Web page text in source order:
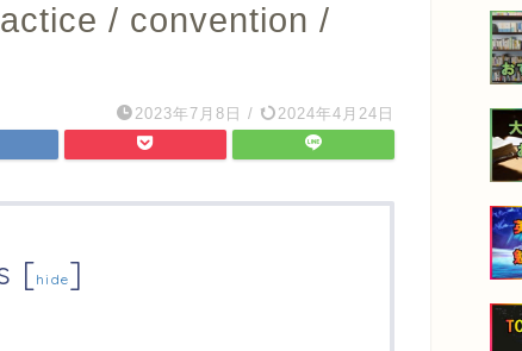
/ convention /
2023年7月8日 / 2024年4月24日
[hide]